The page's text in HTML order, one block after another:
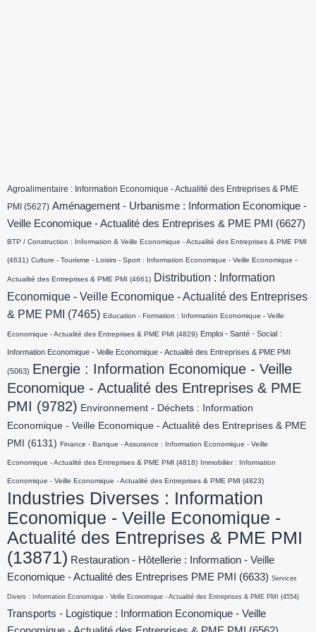
Agroalimentaire : Information Economique - Actualité des Entreprises & PME
PMI (5627) Aménagement - Urbanisme : Information Economique -
Veille Economique - Actualité des Entreprises & PME PMI
(6627)
BTP / Construction : Information & Veille Economique - Actualité des Entreprises & PME PMI
(4631) Culture - Tourisme - Loisirs - Sport : Information Economique - Veille Economique -
Actualité des Entreprises & PME PMI (4661) Distribution : Information
Economique - Veille Economique - Actualité des Entreprises
& PME PMI
(7465) Education - Formation : Information Economique - Veille
Economique - Actualité des Entreprises & PME PMI (4829) Emploi - Santé - Social :
Information Economique - Veille Economique - Actualité des Entreprises & PME PMI
(5063) Energie : Information Economique - Veille
Economique - Actualité des Entreprises & PME
PMI (9782) Environnement - Déchets : Information
Economique - Veille Economique - Actualité des Entreprises & PME
PMI
(6131) Finance - Banque - Assurance : Information Economique - Veille
Economique - Actualité des Entreprises & PME PMI (4818) Immobilier : Information
Economique - Veille Economique - Actualité des Entreprises & PME PMI (4823)
Industries Diverses : Information
Economique - Veille Economique -
Actualité des Entreprises & PME PMI
(13871) Restauration - Hôtellerie : Information - Veille
Economique - Actualité des Entreprises PME PMI
(6633) Services
Divers : Information Economique - Veille Economique - Actualité des Entreprises & PME PMI (4554)
Transports - Logistique : Information Economique - Veille